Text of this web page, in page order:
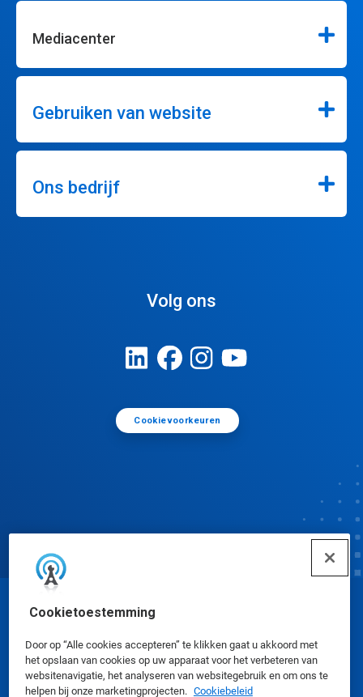
Cookietoestemming
Door op “Alle cookies accepteren” te klikken gaat u akkoord met
het opslaan van cookies op uw apparaat voor het verbeteren van
websitenavigatie, het analyseren van websitegebruik en om ons te
helpen bij onze marketingprojecten. Cookiebeleid
Mediacenter
Gebruiken van website
Ons bedrijf
Volg ons
Cookievoorkeuren
© Ecolab Inc. 2025
Veiligheidsinformatiebladen|Privacybeleid|
Gebruiksvoorwaarden